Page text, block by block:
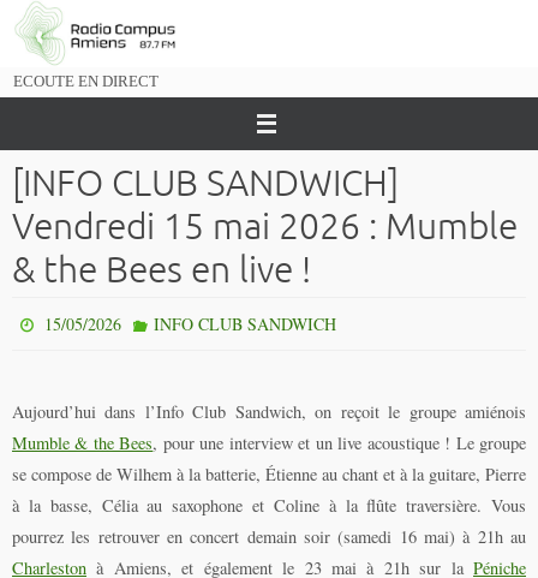
Passer
vers
ECOUTE EN DIRECT
[INFO CLUB SANDWICH]
Vendredi 15 mai 2026 : Mumble
& the Bees en live !
15/05/2026 INFO CLUB SANDWICH
Aujourd’hui dans l’Info Club Sandwich, on reçoit le groupe amiénois
Mumble & the Bees, pour une interview et un live acoustique ! Le groupe
se compose de Wilhem à la batterie, Étienne au chant et à la guitare, Pierre
à la basse, Célia au saxophone et Coline à la flûte traversière. Vous
pourrez les retrouver en concert demain soir (samedi 16 mai) à 21h au
Charleston à Amiens, et également le 23 mai à 21h sur la Péniche